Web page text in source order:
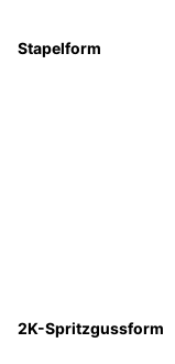
Stapelform
2K-Spritzgussform